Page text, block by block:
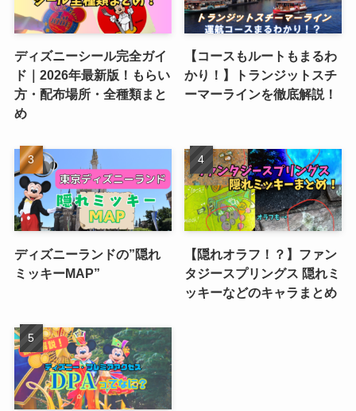
ディズニーシール完全ガイ
ド｜2026年最新版！もらい
方・配布場所・全種類まと
め
【コースもルートもまるわ
かり！】トランジットスチ
ーマーラインを徹底解説！
ディズニーランドの”隠れ
ミッキーMAP”
【隠れオラフ！？】ファン
タジースプリングス 隠れミ
ッキーなどのキャラまとめ